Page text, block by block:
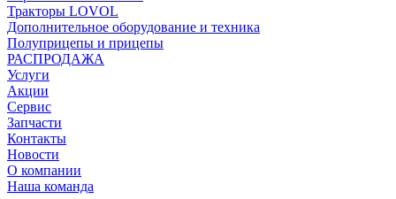
Тракторы LOVOL
Дополнительное оборудование и техника
Полуприцепы и прицепы
РАСПРОДАЖА
Услуги
Акции
Сервис
Запчасти
Контакты
Новости
О компании
Наша команда